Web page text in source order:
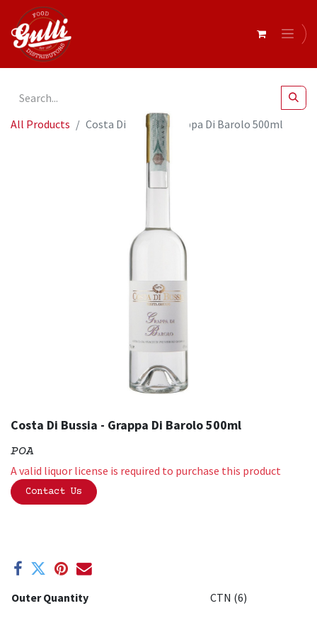
All Products Costa Di Bussia - Grappa Di Barolo 500ml
Costa Di Bussia - Grappa Di Barolo 500ml
POA
A valid liquor license is required to purchase this product
Contact Us
Outer Quantity CTN (6)